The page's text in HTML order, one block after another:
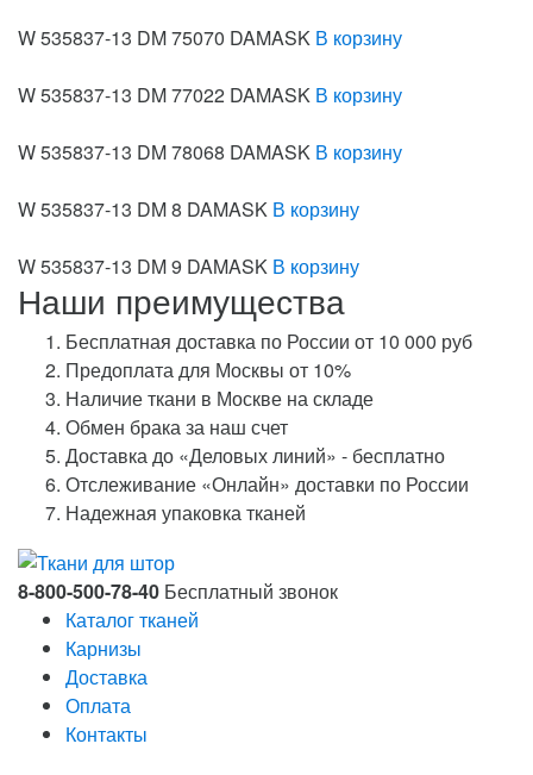
W 535837-13 DM 75070 DAMASK В корзину
W 535837-13 DM 77022 DAMASK В корзину
W 535837-13 DM 78068 DAMASK В корзину
W 535837-13 DM 8 DAMASK В корзину
W 535837-13 DM 9 DAMASK В корзину
Наши преимущества
Бесплатная доставка по России от 10 000 руб
Предоплата для Москвы от 10%
Наличие ткани в Москве на складе
Обмен брака за наш счет
Доставка до «Деловых линий» - бесплатно
Отслеживание «Онлайн» доставки по России
Надежная упаковка тканей
8-800-500-78-40 Бесплатный звонок
Каталог тканей
Карнизы
Доставка
Оплата
Контакты